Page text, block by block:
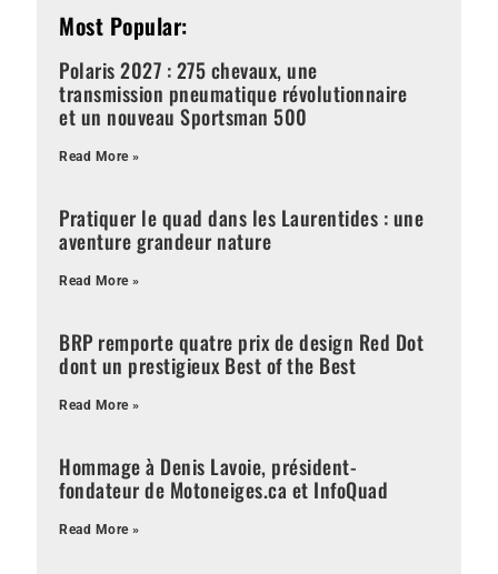
Most Popular:
Polaris 2027 : 275 chevaux, une
transmission pneumatique révolutionnaire
et un nouveau Sportsman 500
Read More »
Pratiquer le quad dans les Laurentides : une
aventure grandeur nature
Read More »
BRP remporte quatre prix de design Red Dot
dont un prestigieux Best of the Best
Read More »
Hommage à Denis Lavoie, président-
fondateur de Motoneiges.ca et InfoQuad
Read More »